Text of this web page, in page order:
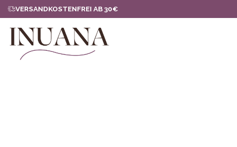
Zum
springen
VERSANDKOSTENFREI AB 30€